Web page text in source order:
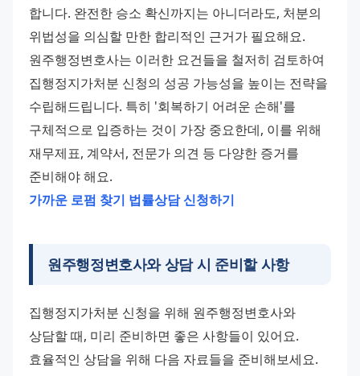
합니다. 완전한 승소 확신까지는 아니더라도, 처분의
위법성을 의심할 만한 합리적인 근거가 필요해요.
원주행정변호사는 이러한 요건들을 철저히 검토하여
집행정지가처분 신청의 성공 가능성을 높이는 전략을
수립해드립니다. 특히 '회복하기 어려운 손해'를
구체적으로 입증하는 것이 가장 중요한데, 이를 위해
재무제표, 계약서, 전문가 의견 등 다양한 증거를
준비해야 해요.
가까운 로펌 찾기 법률상담 신청하기
원주행정변호사와 상담 시 준비할 사항
집행정지가처분 신청을 위해 원주행정변호사와
상담할 때, 미리 준비하면 좋은 사항들이 있어요.
효율적인 상담을 위해 다음 자료들을 준비해보세요.